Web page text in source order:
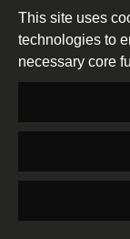
la
un
caso de
por la que
periodista
minutos
directo le
PRIVACY
This site uses
technologies to
necessary core